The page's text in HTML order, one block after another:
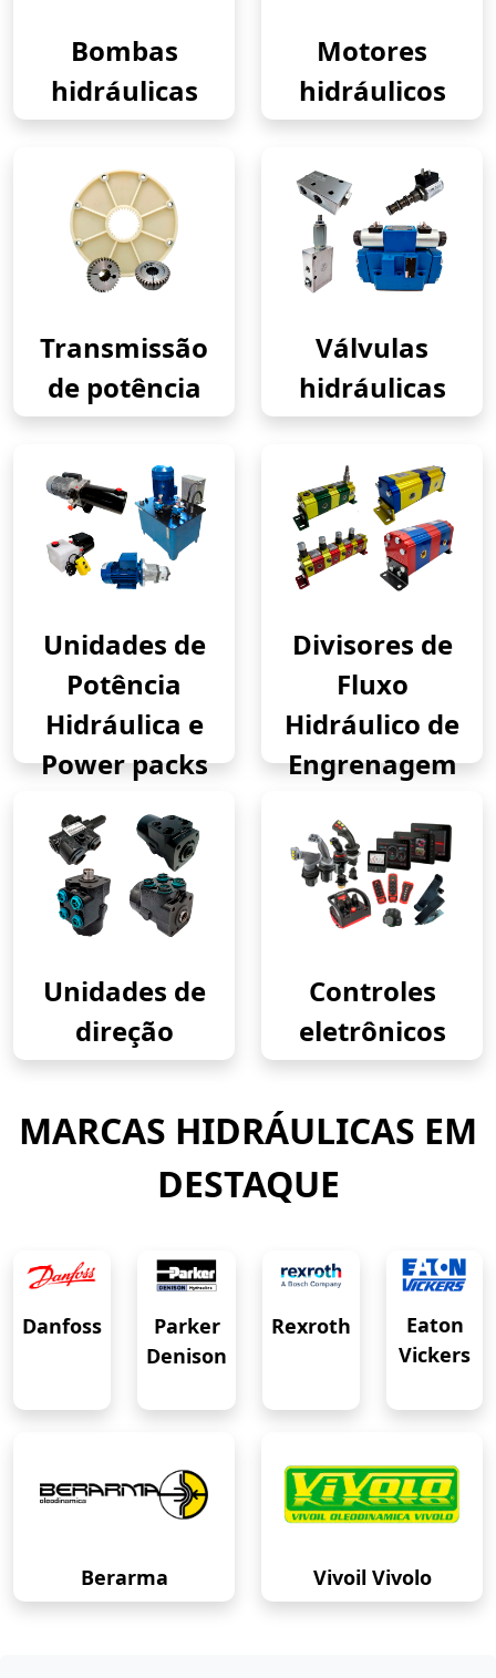
Bombas
hidráulicas
Motores
hidráulicos
Transmissão
de potência
Válvulas
hidráulicas
Unidades de
Potência
Hidráulica e
Power packs
Divisores de
Fluxo
Hidráulico de
Engrenagem
Unidades de
direção
Controles
eletrônicos
MARCAS HIDRÁULICAS EM
DESTAQUE
Danfoss
Parker
Denison
Rexroth
Eaton
Vickers
Berarma Vivoil Vivolo